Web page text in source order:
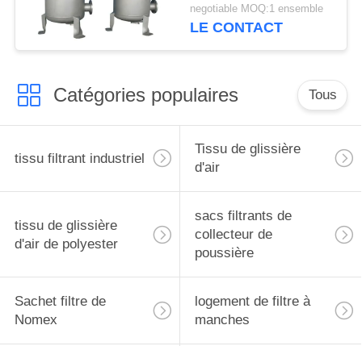
negotiable MOQ:1 ensemble
LE CONTACT
Catégories populaires Tous
tissu filtrant industriel
Tissu de glissière
d'air
tissu de glissière
d'air de polyester
sacs filtrants de
collecteur de
poussière
Sachet filtre de
Nomex
logement de filtre à
manches